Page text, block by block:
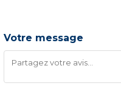
Votre message